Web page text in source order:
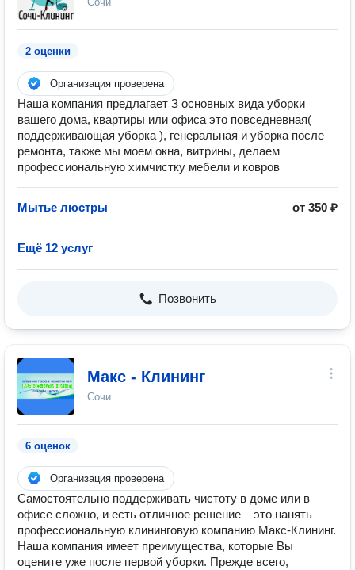
2 оценки
Организация проверена
Наша компания предлагает З основных вида уборки
вашего дома, квартиры или офиса это повседневная(
поддерживающая уборка ), генеральная и уборка после
ремонта, также мы моем окна, витрины, делаем
профессиональную химчистку мебели и ковров
Мытье люстры от 350 ₽
Ещё 12 услуг
Позвонить
Макс - Клининг
Сочи
6 оценок
Организация проверена
Самостоятельно поддерживать чистоту в доме или в
офисе сложно, и есть отличное решение – это нанять
профессиональную клининговую компанию Макс-Клининг.
Наша компания имеет преимущества, которые Вы
оцените уже после первой уборки. Прежде всего,